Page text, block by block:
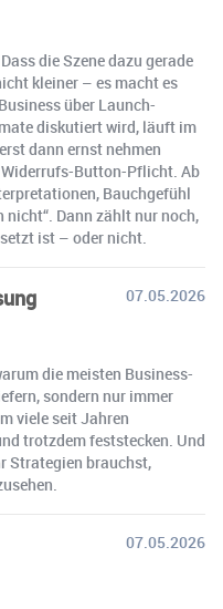
die Szene dazu gerade
kleiner – es macht es
über Launch-
diskutiert wird, läuft im
dann ernst nehmen
Widerrufs-Button-Pflicht. Ab
Bauchgefühl
Dann zählt nur noch,
ist – oder nicht.
07.05.2026
die meisten Business-
sondern nur immer
viele seit Jahren
trotzdem feststecken. Und
Strategien brauchst,
07.05.2026